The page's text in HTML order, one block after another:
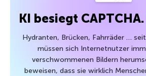
KI besiegt
Hydranten, Brücken, Fahrräder …
müssen sich Internetnutzer
verschwommenen Bildern
beweisen, dass sie wirklich